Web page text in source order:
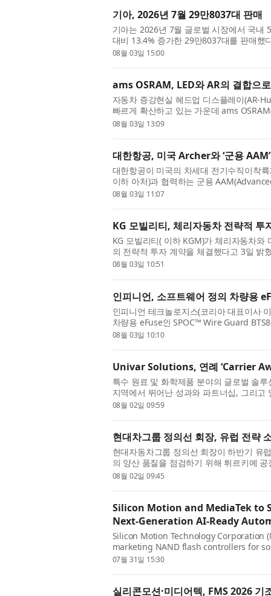
기아, 2026년 7월 29만8037대 판매
기아는 2026년 7월 글로벌 시장에서 국내
대비 13.4% 증가한 29만8037대를 판매했
는 21.3% 증가하고 해외는 11.6% 증가한
08월 03일 15:00
ams OSRAM, LED와 AR의 결합으
자동차 증강현실 헤드업 디스플레이(AR-
빠르게 확산하고 있는 가운데 ams
구현을 위한 프로젝션 등급 RGB LED 광
08월 03일 13:09
대한항공, 미국 Archer와 ‘군용
대한항공이 미국의 차세대 전기수직이착
이하 아처)과 협력하는 군용
계의 주목을 받고 있다. 해외에서 검증된
08월 03일 11:07
KG 모빌리티, 체리자동차 전략적 투
KG 모빌리티( 이하 KGM)가 체리자동차
의 전략적 투자 계약을 체결했다고 3일 밝
로벌 동반성장을 위한 전략적 투자 계약 체
08월 03일 10:51
인피니언, 소프트웨어 정의 차량용
인피니언 테크놀로지스(코리아 대표이사
차량용 eFuse인 SPOC™ Wire Guard
솔루션인 이 제품은 SPI 인터페이스를 지
08월 03일 10:10
Univar Solutions, 연례 ‘Carrier
특수 원료 및 화학제품 분야의 글로벌 솔
지역에서 뛰어난 성과와 파트너십, 그리
너를 선정하는 연례 ‘Carrier Awards’ 수
08월 02일 09:59
현대차그룹 정의선 회장, 유럽 전략
현대자동차그룹 정의선 회장이 하반기 유
의 양산 품질을 점검하기 위해 튀르키예
이스탄불 인근 항구도시 이즈미트에 위치
08월 02일 09:45
Silicon Motion and MediaTek to
Next-Generation AI-Ready
Silicon Motion Technology Corporation
marketing NAND flash controllers for
MediaTek will join Silicon Motion on
07월 31일 15:30
실리콘모션·미디어텍, FMS 2026